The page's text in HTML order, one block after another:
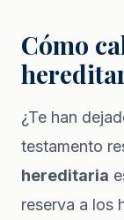
Cómo
¿Te han
testamento
hereditaria
reserva a los